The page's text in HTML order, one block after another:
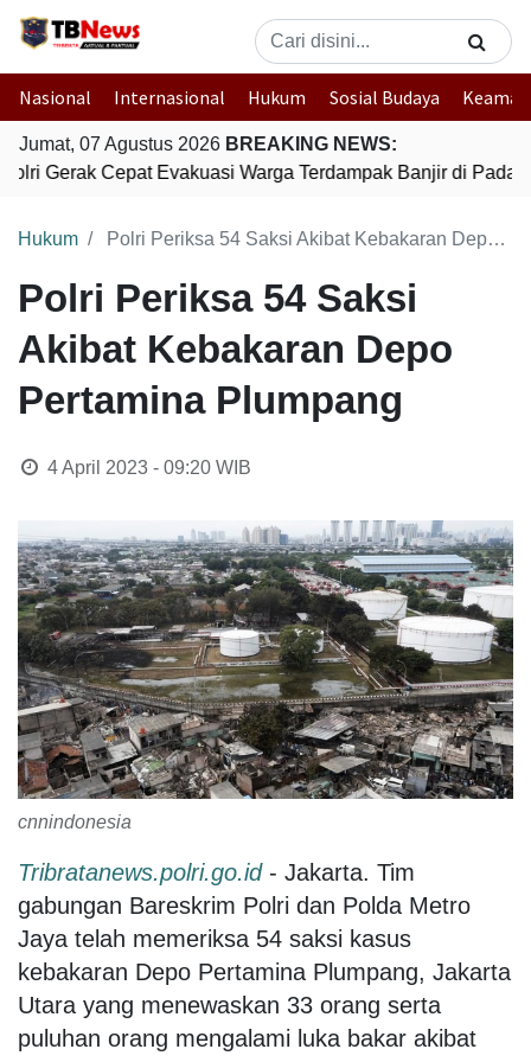
Nasional Internasional Hukum Sosial Budaya
Jumat, 07 Agustus 2026 BREAKING NEWS:
Gerak Cepat Evakuasi Warga Terdampak Banjir di Padang
Hukum Polri Periksa 54 Saksi Akibat Kebakaran Depo Pertamina Plumpang
Polri Periksa 54 Saksi
Akibat Kebakaran Depo
Pertamina Plumpang
4 April 2023 - 09:20WIB
cnnindonesia
Tribratanews.polri.go.id - Jakarta. Tim
gabungan Bareskrim Polri dan Polda Metro
Jaya telah memeriksa 54 saksi kasus
kebakaran Depo Pertamina Plumpang, Jakarta
Utara yang menewaskan 33 orang serta
puluhan orang mengalami luka bakar akibat